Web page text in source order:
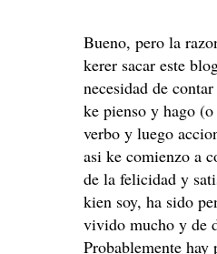
Bueno, pero la
kerer sacar este
necesidad de
ke pienso y hago (o
verbo y luego
asi ke comienzo a
de la felicidad y
kien soy, ha sido
vivido mucho y de
Probablemente hay